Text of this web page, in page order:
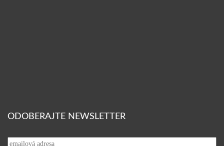
ODOBERAJTE NEWSLETTER